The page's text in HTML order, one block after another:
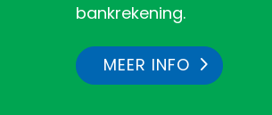
bankrekening.
MEER INFO